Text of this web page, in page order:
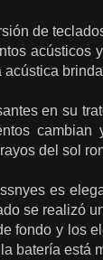
de
acústicos
en su
del sol
es
se realizó
fondo y los
batería está